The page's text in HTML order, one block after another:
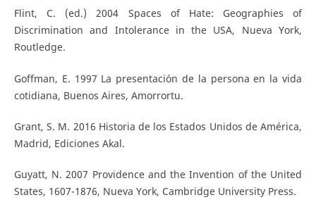
Flint, C. (ed.) 2004 Spaces of Hate: Geographies of
Discrimination and Intolerance in the USA, Nueva York,
Routledge.
Goffman, E. 1997 La presentación de la persona en la vida
cotidiana, Buenos Aires, Amorrortu.
Grant, S. M. 2016 Historia de los Estados Unidos de América,
Madrid, Ediciones Akal.
Guyatt, N. 2007 Providence and the Invention of the United
States, 1607-1876, Nueva York, Cambridge University Press.